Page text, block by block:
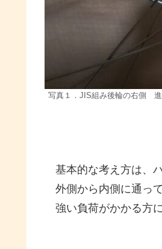
写真１．JIS組み後輪の右側
基本的な考え方は、
外側から内側に通っ
強い負荷がかかる方